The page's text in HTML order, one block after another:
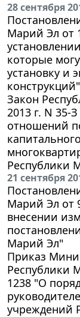
28 сентября
Марий Эл от
которые
установку и
конструкций"
Закон
2013 г. N 35-
отношений
Республики
21 сентября
Марий Эл от
внесении
Марий Эл"
Приказ
Республики
1238 "О
учреждений